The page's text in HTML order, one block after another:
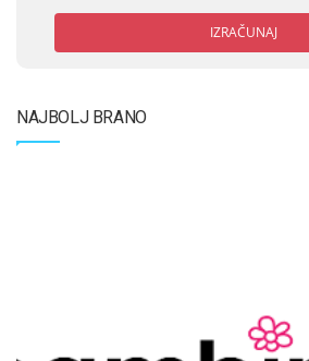
IZRAČUNAJ
NAJBOLJ BRANO